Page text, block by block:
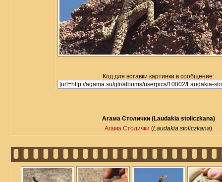
Код для вставки картинки в сообщение:
Агама Столички (Laudakia stoliczkana)
Агама Столички (Laudakia stoliczkana)